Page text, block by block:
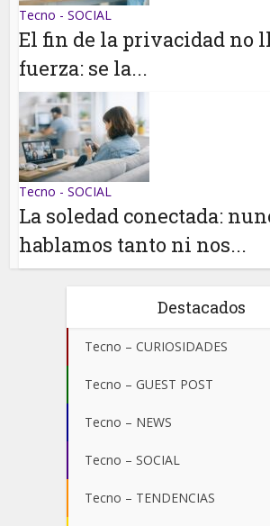
Tecno - SOCIAL
El fin de la privacidad no
fuerza: se la...
Tecno - SOCIAL
La soledad conectada:
hablamos tanto ni nos...
Destacados
Tecno – CURIOSIDADES
Tecno – GUEST POST
Tecno – NEWS
Tecno – SOCIAL
Tecno – TENDENCIAS